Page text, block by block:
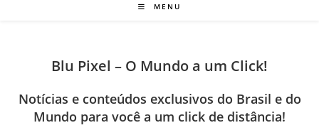
MENU
Blu Pixel – O Mundo a um Click!
Notícias e conteúdos exclusivos do Brasil e do
Mundo para você a um click de distância!